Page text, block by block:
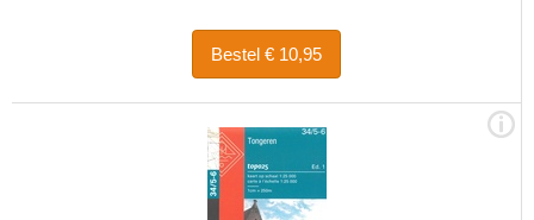
Bestel € 10,95